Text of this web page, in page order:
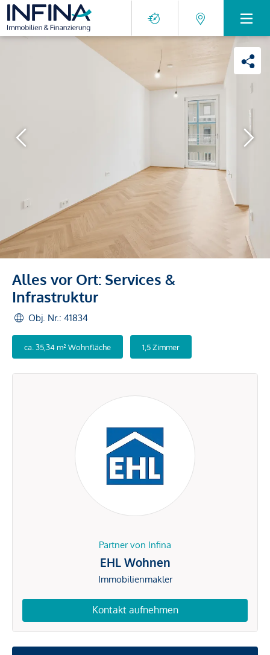
Alles vor Ort: Services &
Infrastruktur
Obj. Nr.: 41834
ca. 35,34 m² Wohnfläche 1,5 Zimmer
Partner von Infina
EHL Wohnen
Immobilienmakler
Kontakt aufnehmen